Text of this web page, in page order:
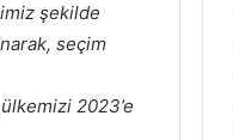
şekilde
seçim
2023’e